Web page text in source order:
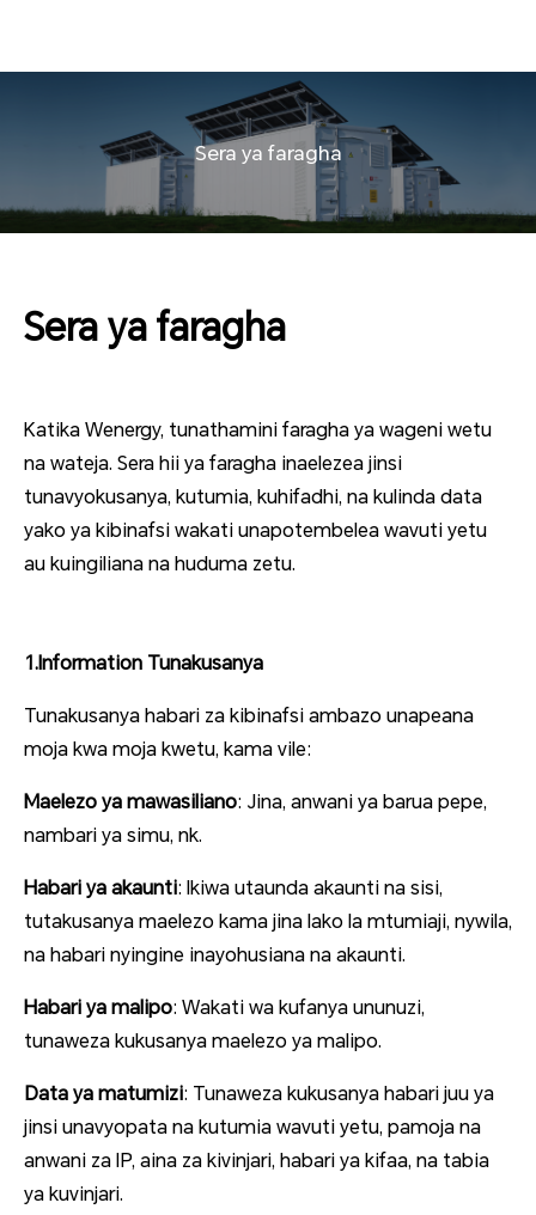
Sera ya faragha
Sera ya faragha
Katika Wenergy, tunathamini faragha ya wageni wetu
na wateja. Sera hii ya faragha inaelezea jinsi
tunavyokusanya, kutumia, kuhifadhi, na kulinda data
yako ya kibinafsi wakati unapotembelea wavuti yetu
au kuingiliana na huduma zetu.
1.Information Tunakusanya
Tunakusanya habari za kibinafsi ambazo unapeana
moja kwa moja kwetu, kama vile:
Maelezo ya mawasiliano: Jina, anwani ya barua pepe,
nambari ya simu, nk.
Habari ya akaunti: Ikiwa utaunda akaunti na sisi,
tutakusanya maelezo kama jina lako la mtumiaji, nywila,
na habari nyingine inayohusiana na akaunti.
Habari ya malipo: Wakati wa kufanya ununuzi,
tunaweza kukusanya maelezo ya malipo.
Data ya matumizi: Tunaweza kukusanya habari juu ya
jinsi unavyopata na kutumia wavuti yetu, pamoja na
anwani za IP, aina za kivinjari, habari ya kifaa, na tabia
ya kuvinjari.